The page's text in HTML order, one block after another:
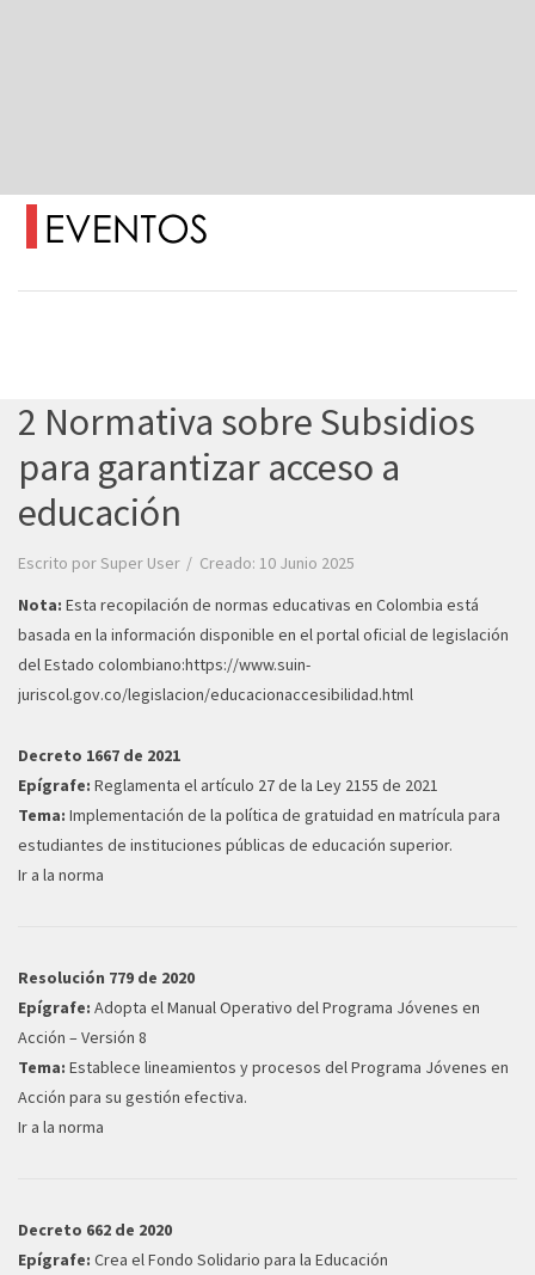
2 Normativa sobre Subsidios
para garantizar acceso a
educación
Escrito porSuper User
Creado: 10 Junio 2025
Nota: Esta recopilación de normas educativas en Colombia está
basada en la información disponible en el portal oficial de legislación
del Estado colombiano:https://www.suin-
juriscol.gov.co/legislacion/educacionaccesibilidad.html
Decreto 1667 de 2021
Epígrafe: Reglamenta el artículo 27 de la Ley 2155 de 2021
Tema: Implementación de la política de gratuidad en matrícula para
estudiantes de instituciones públicas de educación superior.
Ir a la norma
Resolución 779 de 2020
Epígrafe: Adopta el Manual Operativo del Programa Jóvenes en
Acción – Versión 8
Tema: Establece lineamientos y procesos del Programa Jóvenes en
Acción para su gestión efectiva.
Ir a la norma
Decreto 662 de 2020
Epígrafe: Crea el Fondo Solidario para la Educación